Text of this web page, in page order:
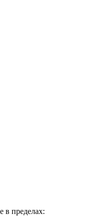
в пределах: